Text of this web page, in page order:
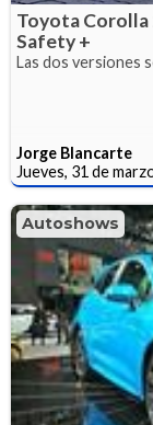
Toyota
Safety +
Las dos versiones
Jorge Blancarte
Jueves, 31 de
Autoshows